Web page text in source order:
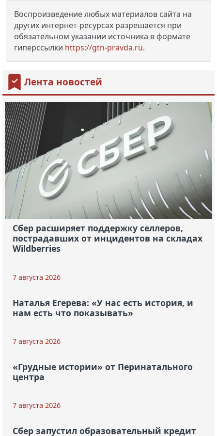
Воспроизведение любых материалов сайта на
других интернет-ресурсах разрешается при
обязательном указании источника в формате
гиперссылки https://gtn-pravda.ru.
Лента новостей
Сбер расширяет поддержку селлеров,
пострадавших от инцидентов на складах
Wildberries
7 августа 2026
Наталья Егерева: «У нас есть история, и
нам есть что показывать»
7 августа 2026
«Грудные истории» от Перинатального
центра
7 августа 2026
Сбер запустил образовательный кредит